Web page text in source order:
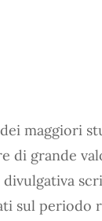
maggiori
di grande
sul periodo